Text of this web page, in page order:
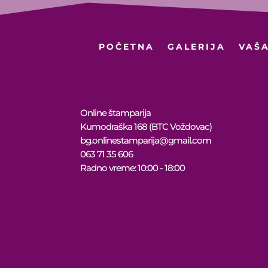
POČETNA GALERIJA
Online štamparija
Kumodraška 168 (BTC Voždovac)
bg.onlinestamparija@gmail.com
063 71 35 606
Radno vreme: 10:00 - 18:00